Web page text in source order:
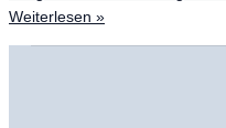
Weiterlesen »